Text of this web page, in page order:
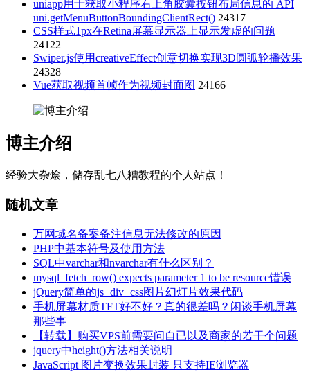
uniapp用于获取小程序右上角胶囊按钮布局信息的 API
uni.getMenuButtonBoundingClientRect() 24317
CSS样式1px在Retina屏幕显示器上显示发虚的问题
24122
Swiper.js使用creativeEffect创意切换实现3D圆弧轮播效果
24328
Vue获取视频首帧作为视频封面图 24166
博主介绍
经验大杂烩，储存乱七八糟教程的个人站点！
随机文章
万网域名备案备注信息无法修改的原因
PHP中基本符号及使用方法
SQL中varchar和nvarchar有什么区别？
mysql_fetch_row() expects parameter 1 to be resource错误
jQuery简单的js+div+css图片幻灯片效果代码
手机屏幕材质TFT好不好？真的很差吗？闲谈手机屏幕
那些事
【转载】购买VPS前需要问自已以及商家的若干个问题
jquery中height()方法相关说明
JavaScript 图片变换效果封装 只支持IE浏览器